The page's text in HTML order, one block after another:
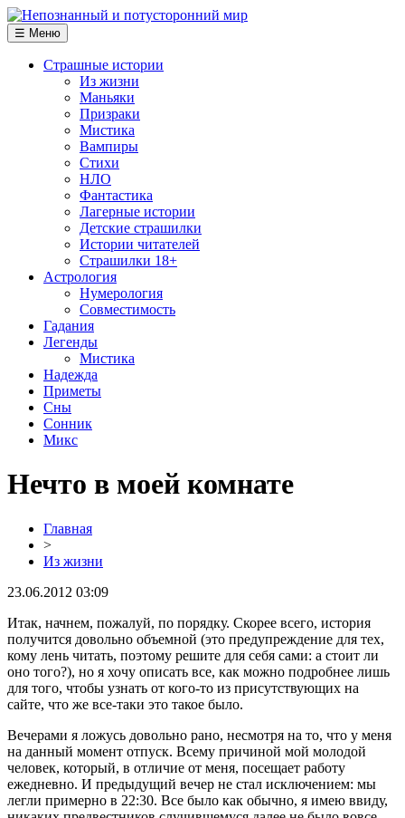
☰ Меню
Страшные истории
Из жизни
Маньяки
Призраки
Мистика
Вампиры
Стихи
НЛО
Фантастика
Лагерные истории
Детские страшилки
Истории читателей
Страшилки 18+
Астрология
Нумерология
Совместимость
Гадания
Легенды
Мистика
Надежда
Приметы
Сны
Сонник
Микс
Нечто в моей комнате
Главная
>
Из жизни
23.06.2012 03:09
Итак, начнем, пожалуй, по порядку. Скорее всего, история
получится довольно объемной (это предупреждение для тех,
кому лень читать, поэтому решите для себя сами: а стоит ли
оно того?), но я хочу описать все, как можно подробнее лишь
для того, чтобы узнать от кого-то из присутствующих на
сайте, что же все-таки это такое было.
Вечерами я ложусь довольно рано, несмотря на то, что у меня
на данный момент отпуск. Всему причиной мой молодой
человек, который, в отличие от меня, посещает работу
ежедневно. И предыдущий вечер не стал исключением: мы
легли примерно в 22:30. Все было как обычно, я имею ввиду,